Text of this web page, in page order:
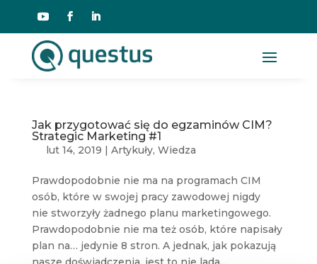
Jak przygotować się do egzaminów CIM?
Strategic Marketing #1
lut 14, 2019 | Artykuły, Wiedza
Prawdopodobnie nie ma na programach CIM
osób, które w swojej pracy zawodowej nigdy
nie stworzyły żadnego planu marketingowego.
Prawdopodobnie nie ma też osób, które napisały
plan na… jedynie 8 stron. A jednak, jak pokazują